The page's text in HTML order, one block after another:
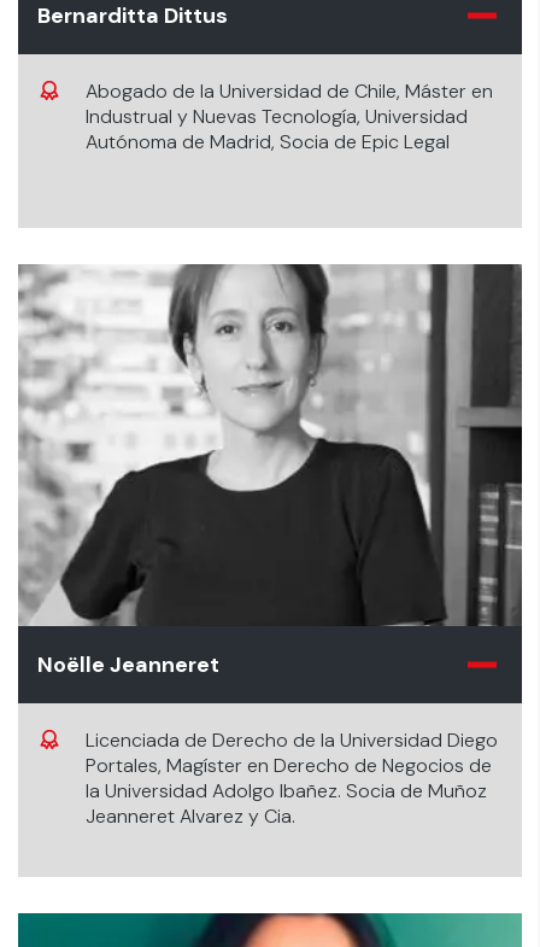
Bernarditta Dittus
Abogado de la Universidad de Chile, Máster en
Industrual y Nuevas Tecnología, Universidad
Autónoma de Madrid, Socia de Epic Legal
Noëlle Jeanneret
Licenciada de Derecho de la Universidad Diego
Portales, Magíster en Derecho de Negocios de
la Universidad Adolgo Ibañez. Socia de Muñoz
Jeanneret Alvarez y Cia.